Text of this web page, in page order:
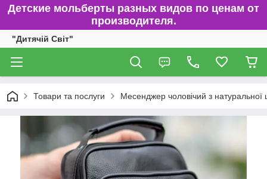
Детские мольберты разных видов по ценам от
производителя.
"Дитячій Світ"
Товари та послуги Месенджер чоловічий з натуральної